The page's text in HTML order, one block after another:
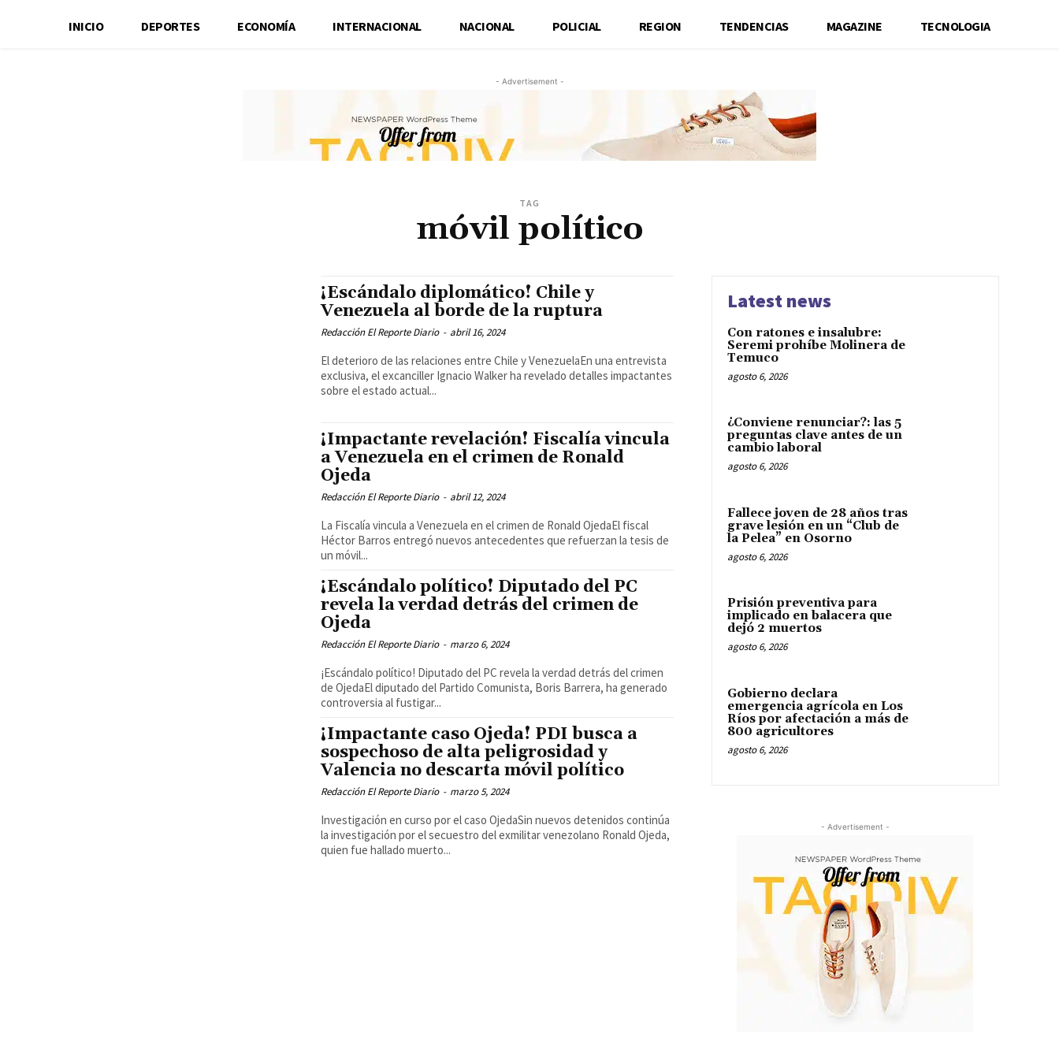
INICIO DEPORTES ECONOMÍA INTERNACIONAL NACIONAL POLICIAL REGION TENDENCIAS MAGAZINE TECNOLOGIA
- Advertisement -
TAG
móvil político
¡Escándalo diplomático! Chile y
Venezuela al borde de la ruptura
Redacción El Reporte Diario - abril 16, 2024
El deterioro de las relaciones entre Chile y VenezuelaEn una entrevista
exclusiva, el excanciller Ignacio Walker ha revelado detalles impactantes
sobre el estado actual...
¡Impactante revelación! Fiscalía vincula
a Venezuela en el crimen de Ronald
Ojeda
Redacción El Reporte Diario - abril 12, 2024
La Fiscalía vincula a Venezuela en el crimen de Ronald OjedaEl fiscal
Héctor Barros entregó nuevos antecedentes que refuerzan la tesis de
un móvil...
¡Escándalo político! Diputado del PC
revela la verdad detrás del crimen de
Ojeda
Redacción El Reporte Diario - marzo 6, 2024
¡Escándalo político! Diputado del PC revela la verdad detrás del crimen
de OjedaEl diputado del Partido Comunista, Boris Barrera, ha generado
controversia al fustigar...
¡Impactante caso Ojeda! PDI busca a
sospechoso de alta peligrosidad y
Valencia no descarta móvil político
Redacción El Reporte Diario - marzo 5, 2024
Investigación en curso por el caso OjedaSin nuevos detenidos continúa
la investigación por el secuestro del exmilitar venezolano Ronald Ojeda,
quien fue hallado muerto...
Latest news
Con ratones e insalubre:
Seremi prohíbe Molinera de
Temuco
agosto 6, 2026
¿Conviene renunciar?: las 5
preguntas clave antes de un
cambio laboral
agosto 6, 2026
Fallece joven de 28 años tras
grave lesión en un “Club de
la Pelea” en Osorno
agosto 6, 2026
Prisión preventiva para
implicado en balacera que
dejó 2 muertos
agosto 6, 2026
Gobierno declara
emergencia agrícola en Los
Ríos por afectación a más de
800 agricultores
agosto 6, 2026
- Advertisement -